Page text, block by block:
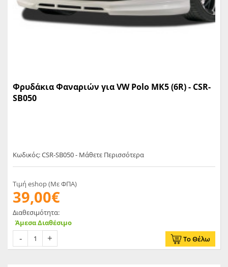
Φρυδάκια Φαναριών για VW Polo MK5 (6R) - CSR-
SB050
Κωδικός: CSR-SB050 - Μάθετε Περισσότερα
Τιμή eshop (Με ΦΠΑ)
39,00€
Διαθεσιμότητα:
Άμεσα Διαθέσιμο
Το Θέλω